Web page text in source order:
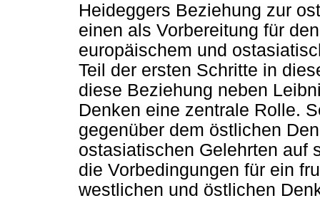
Heideggers Beziehung zur
einen als Vorbereitung für
europäischem und
Teil der ersten Schritte in
diese Beziehung neben
Denken eine zentrale Rolle.
gegenüber dem östlichen
ostasiatischen Gelehrten auf
die Vorbedingungen für ein
westlichen und östlichen